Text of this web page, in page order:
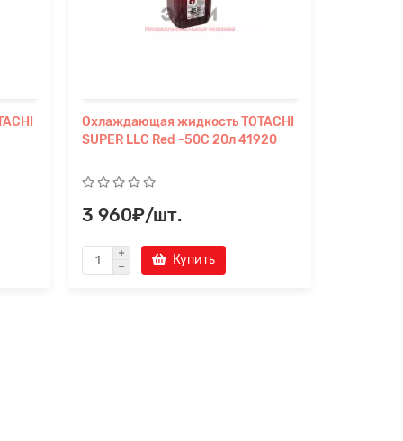
Охлаждающая жидкость TOTACHI
SUPER LLC Red -50C 20л 41920
3 960₽/шт.
Купить